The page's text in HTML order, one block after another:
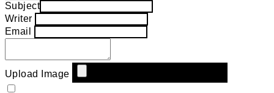
Subject
Writer
Email
Upload Image